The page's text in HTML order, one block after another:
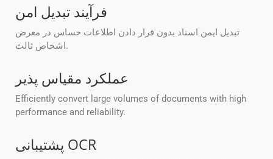
فرآیند تبدیل امن
تبدیل ایمن اسناد بدون قرار دادن اطلاعات حساس در معرض
اشخاص ثالث.
عملکرد مقیاس پذیر
Efficiently convert large volumes of documents with high
performance and reliability.
پشتیبانی OCR